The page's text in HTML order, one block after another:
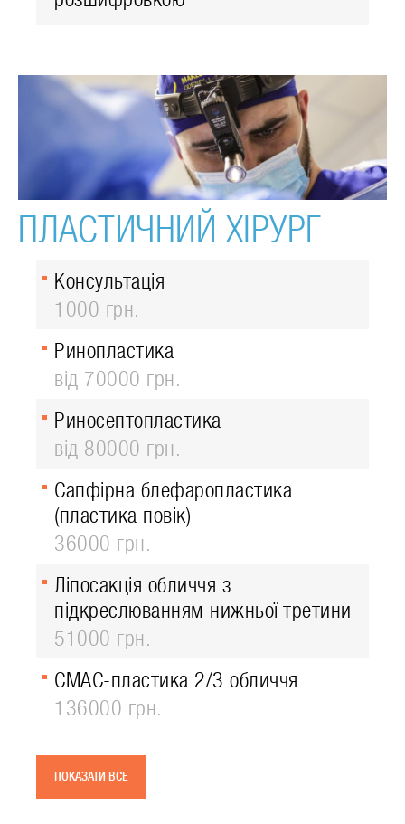
ПЛАСТИЧНИЙ ХІРУРГ
Консультація
1000 грн.
Ринопластика
від 70000 грн.
Риносептопластика
від 80000 грн.
Сапфірна блефаропластика
(пластика повік)
36000 грн.
Ліпосакція обличчя з
підкреслюванням нижньої третини
51000 грн.
СМАС-пластика 2/3 обличчя
136000 грн.
ПОКАЗАТИ ВСЕ